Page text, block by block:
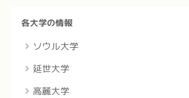
各大学の情報
ソウル大学
延世大学
高麗大学